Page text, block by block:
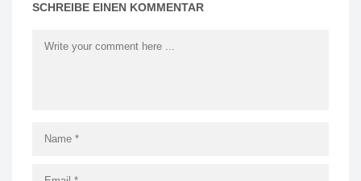
SCHREIBE EINEN KOMMENTAR